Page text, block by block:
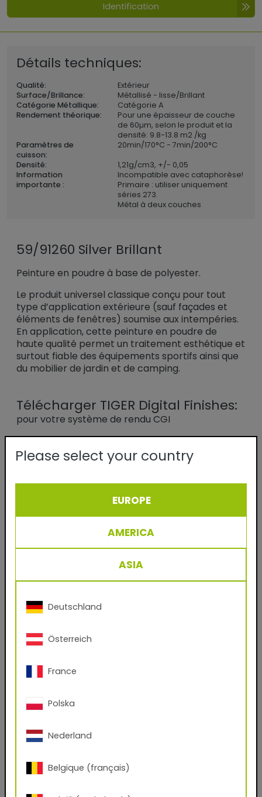
Identification
Détails techniques:
Qualité:
Extérieur
Surface/Brillance:
Métallisé - lisse/Brillant
Catégorie Métallique:
Catégorie A
Rendement théorique:
Pour une épaisseur de couche
de 60µm, selon le produit et la
densité: 9.8-13.8 m2 /kg
Paramètres de
cuisson:
20min/170°C - 7min/200°C
Densité:
1,21g/cm3, +/- 0,05
Information
importante :
Incompatible avec cataphorèse!
Primaire : utiliser uniquement
séries 273.
Métal à deux couches
59/91260 Silver Brillant
Peinture en poudre à base de polyester.
Le produit universel classique conçu pour tout
type d’application extérieure (sauf façades et
éléments de fenêtres) soumise aux intempéries.
En application, cette peinture en poudre de
haute qualité permet un traitement esthétique et
surtout fiable des équipements sportifs ainsi que
du mobilier de jardin et de camping.
Télécharger TIGER Digital Finishes:
pour votre système de rendu CGI
Avez-vous un compte chez nous?
Oui
Non
Prénom
Email
Numéro de téléphone
Ville
Société
Please select your country
EUROPE
AMERICA
ASIA
Deutschland
Österreich
France
Polska
Nederland
Belgique (français)